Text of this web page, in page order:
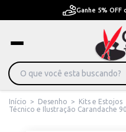
Pague em Até 6x
Início > Desenho > Kits e Estojos
Técnico e Ilustração Carandache